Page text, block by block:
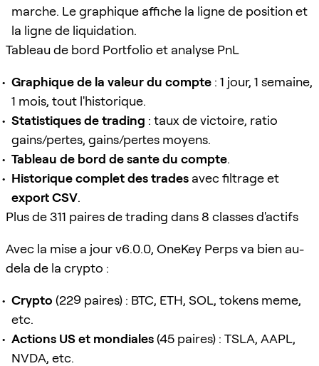
marche. Le graphique affiche la ligne de position et
la ligne de liquidation.
Tableau de bord Portfolio et analyse PnL
Graphique de la valeur du compte : 1 jour, 1 semaine,
1 mois, tout l'historique.
Statistiques de trading : taux de victoire, ratio
gains/pertes, gains/pertes moyens.
Tableau de bord de sante du compte.
Historique complet des trades avec filtrage et
export CSV.
Plus de 311 paires de trading dans 8 classes d'actifs
Avec la mise a jour v6.0.0, OneKey Perps va bien au-
dela de la crypto :
Crypto (229 paires) : BTC, ETH, SOL, tokens meme,
etc.
Actions US et mondiales(45 paires) : TSLA, AAPL,
NVDA, etc.